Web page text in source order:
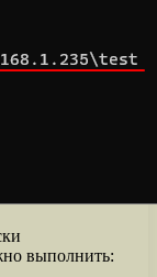
выполнить: